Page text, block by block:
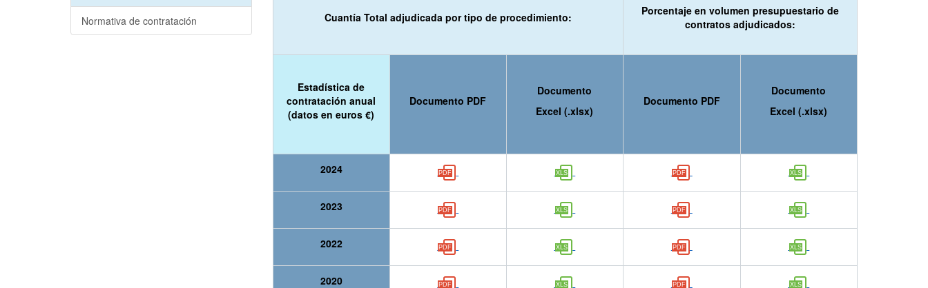
Normativa de contratación Cuantía Total adjudicada por tipo de procedimiento:
Porcentaje en volumen presupuestario de
contratos adjudicados:
Estadística de
contratación anual
(datos en euros €)
Documento PDF
Documento
Excel (.xlsx)
Documento PDF
Documento
Excel (.xlsx)
2024
2023
2022
2020